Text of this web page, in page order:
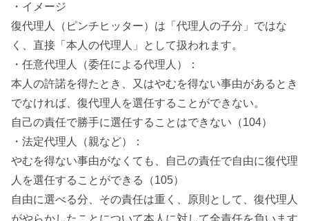
・イメージ
復代理人（ピンチヒッター）は「代理人の子分」ではな
く、直接「本人の代理人」として扱われます。
・任意代理人（委任による代理人）：
本人の許諾を得たとき、又はやむを得ない事由があるとき
でなければ、復代理人を選任することができない。
自己の責任で勝手に選任することはできない（104）
・法定代理人（親など）：
やむを得ない事由がなくても、自己の責任で自由に復代理
人を選任することができる（105）
自由に選べる分、その責任は重く、原則として、復代理人
がやらかしたことについて本人に対して全責任を負います